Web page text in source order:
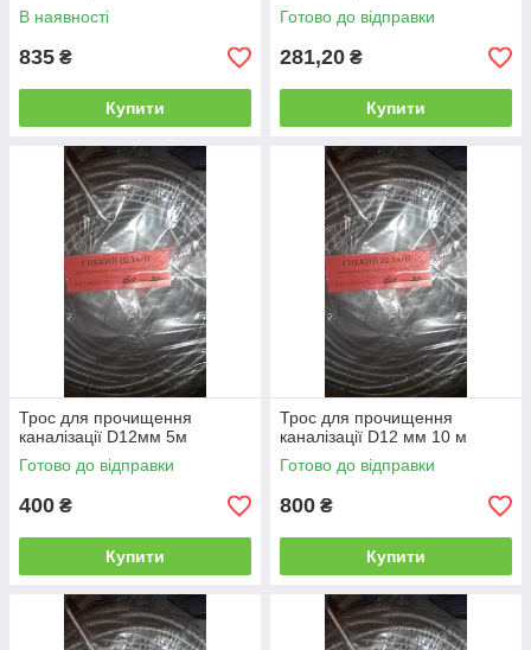
В наявності
835 ₴
Купити
Готово до відправки
281,20 ₴
Купити
Трос для прочищення
каналізації D12мм 5м
Готово до відправки
400 ₴
Купити
Трос для прочищення
каналізації D12 мм 10 м
Готово до відправки
800 ₴
Купити